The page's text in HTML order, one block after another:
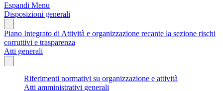
Espandi Menu
Disposizioni generali
Piano Integrato di Attività e organizzazione recante la sezione rischi
corruttivi e trasparenza
Atti generali
Riferimenti normativi su organizzazione e attività
Atti amministrativi generali